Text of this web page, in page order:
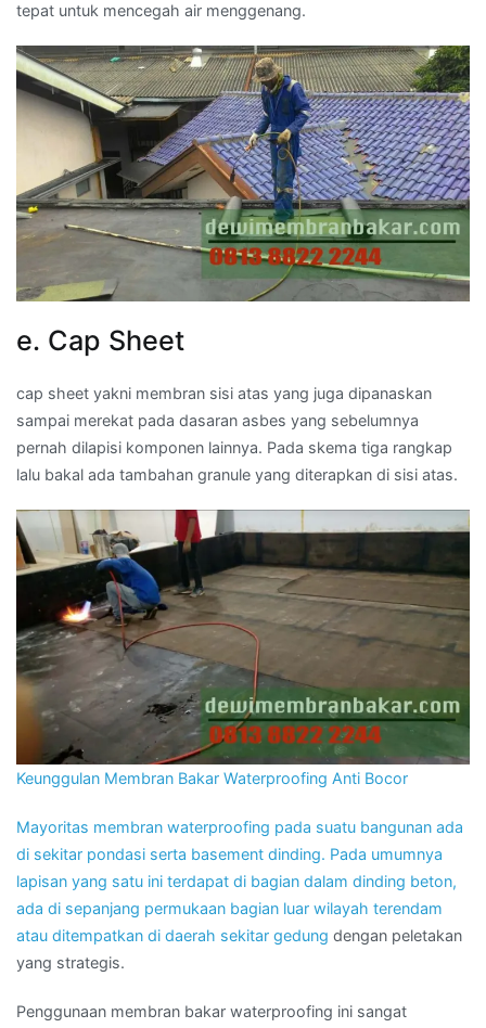
tepat untuk mencegah air menggenang.
e. Cap Sheet
cap sheet yakni membran sisi atas yang juga dipanaskan
sampai merekat pada dasaran asbes yang sebelumnya
pernah dilapisi komponen lainnya. Pada skema tiga rangkap
lalu bakal ada tambahan granule yang diterapkan di sisi atas.
Keunggulan Membran Bakar Waterproofing Anti Bocor
Mayoritas membran waterproofing pada suatu bangunan ada
di sekitar pondasi serta basement dinding. Pada umumnya
lapisan yang satu ini terdapat di bagian dalam dinding beton,
ada di sepanjang permukaan bagian luar wilayah terendam
atau ditempatkan di daerah sekitar gedung dengan peletakan
yang strategis.
Penggunaan membran bakar waterproofing ini sangat